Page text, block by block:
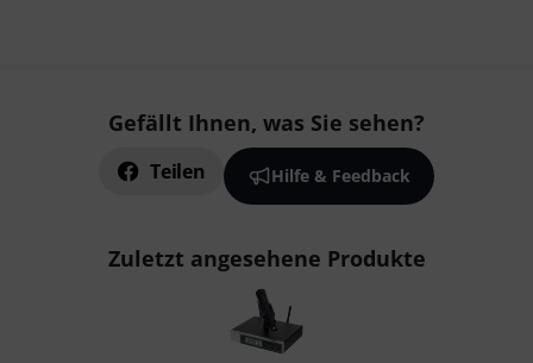
Gefällt Ihnen, was Sie sehen?
Teilen Hilfe & Feedback
Zuletzt angesehene Produkte